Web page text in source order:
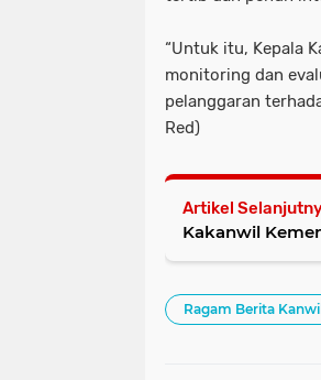
“Untuk itu, Kepala
monitoring dan
pelanggaran
Red)
Artikel
Kakanwil
Ragam Berita